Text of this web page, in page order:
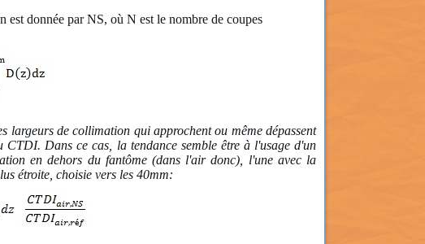
donnée par NS, où N est le nombre de coupes
de collimation qui approchent ou même dépassent
Dans ce cas, la tendance semble être à l'usage d'un
en dehors du fantôme (dans l'air donc), l'une avec la
étroite, choisie vers les 40mm: